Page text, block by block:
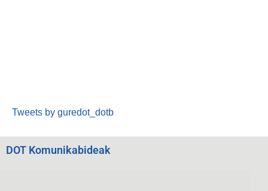
Tweets by guredot_dotb
DOT Komunikabideak